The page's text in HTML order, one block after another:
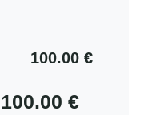
100.00 €
100.00 €